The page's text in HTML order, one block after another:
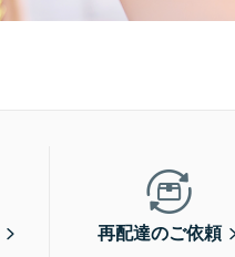
再配達のご依頼